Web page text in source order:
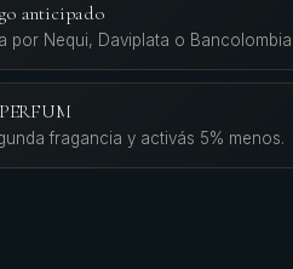
anticipado
por Nequi, Daviplata o
fragancia y activás 5% menos.